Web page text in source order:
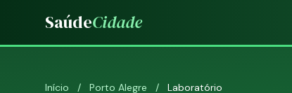
SaúdeCidade
Início / Porto Alegre / Laboratório